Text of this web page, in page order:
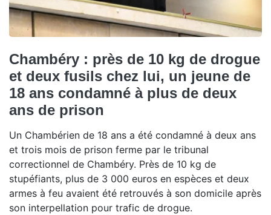
Chambéry : près de 10 kg de drogue
et deux fusils chez lui, un jeune de
18 ans condamné à plus de deux
ans de prison
Un Chambérien de 18 ans a été condamné à deux ans
et trois mois de prison ferme par le tribunal
correctionnel de Chambéry. Près de 10 kg de
stupéfiants, plus de 3 000 euros en espèces et deux
armes à feu avaient été retrouvés à son domicile après
son interpellation pour trafic de drogue.